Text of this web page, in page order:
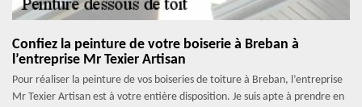
Confiez la peinture de votre boiserie à Breban à
l’entreprise Mr Texier Artisan
Pour réaliser la peinture de vos boiseries de toiture à Breban, l’entreprise
Mr Texier Artisan est à votre entière disposition. Je suis apte à prendre en